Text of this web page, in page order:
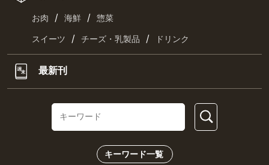
お肉 / 海鮮 / 惣菜
スイーツ / チーズ・乳製品 / ドリンク
最新刊
キーワード一覧